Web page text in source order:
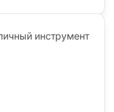
инструмент